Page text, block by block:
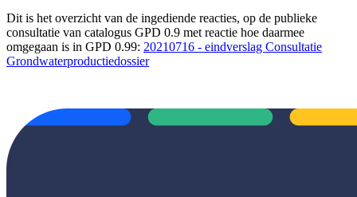
Dit is het overzicht van de ingediende reacties, op de publieke
consultatie van catalogus GPD 0.9 met reactie hoe daarmee
omgegaan is in GPD 0.99: 20210716 - eindverslag Consultatie
Grondwaterproductiedossier